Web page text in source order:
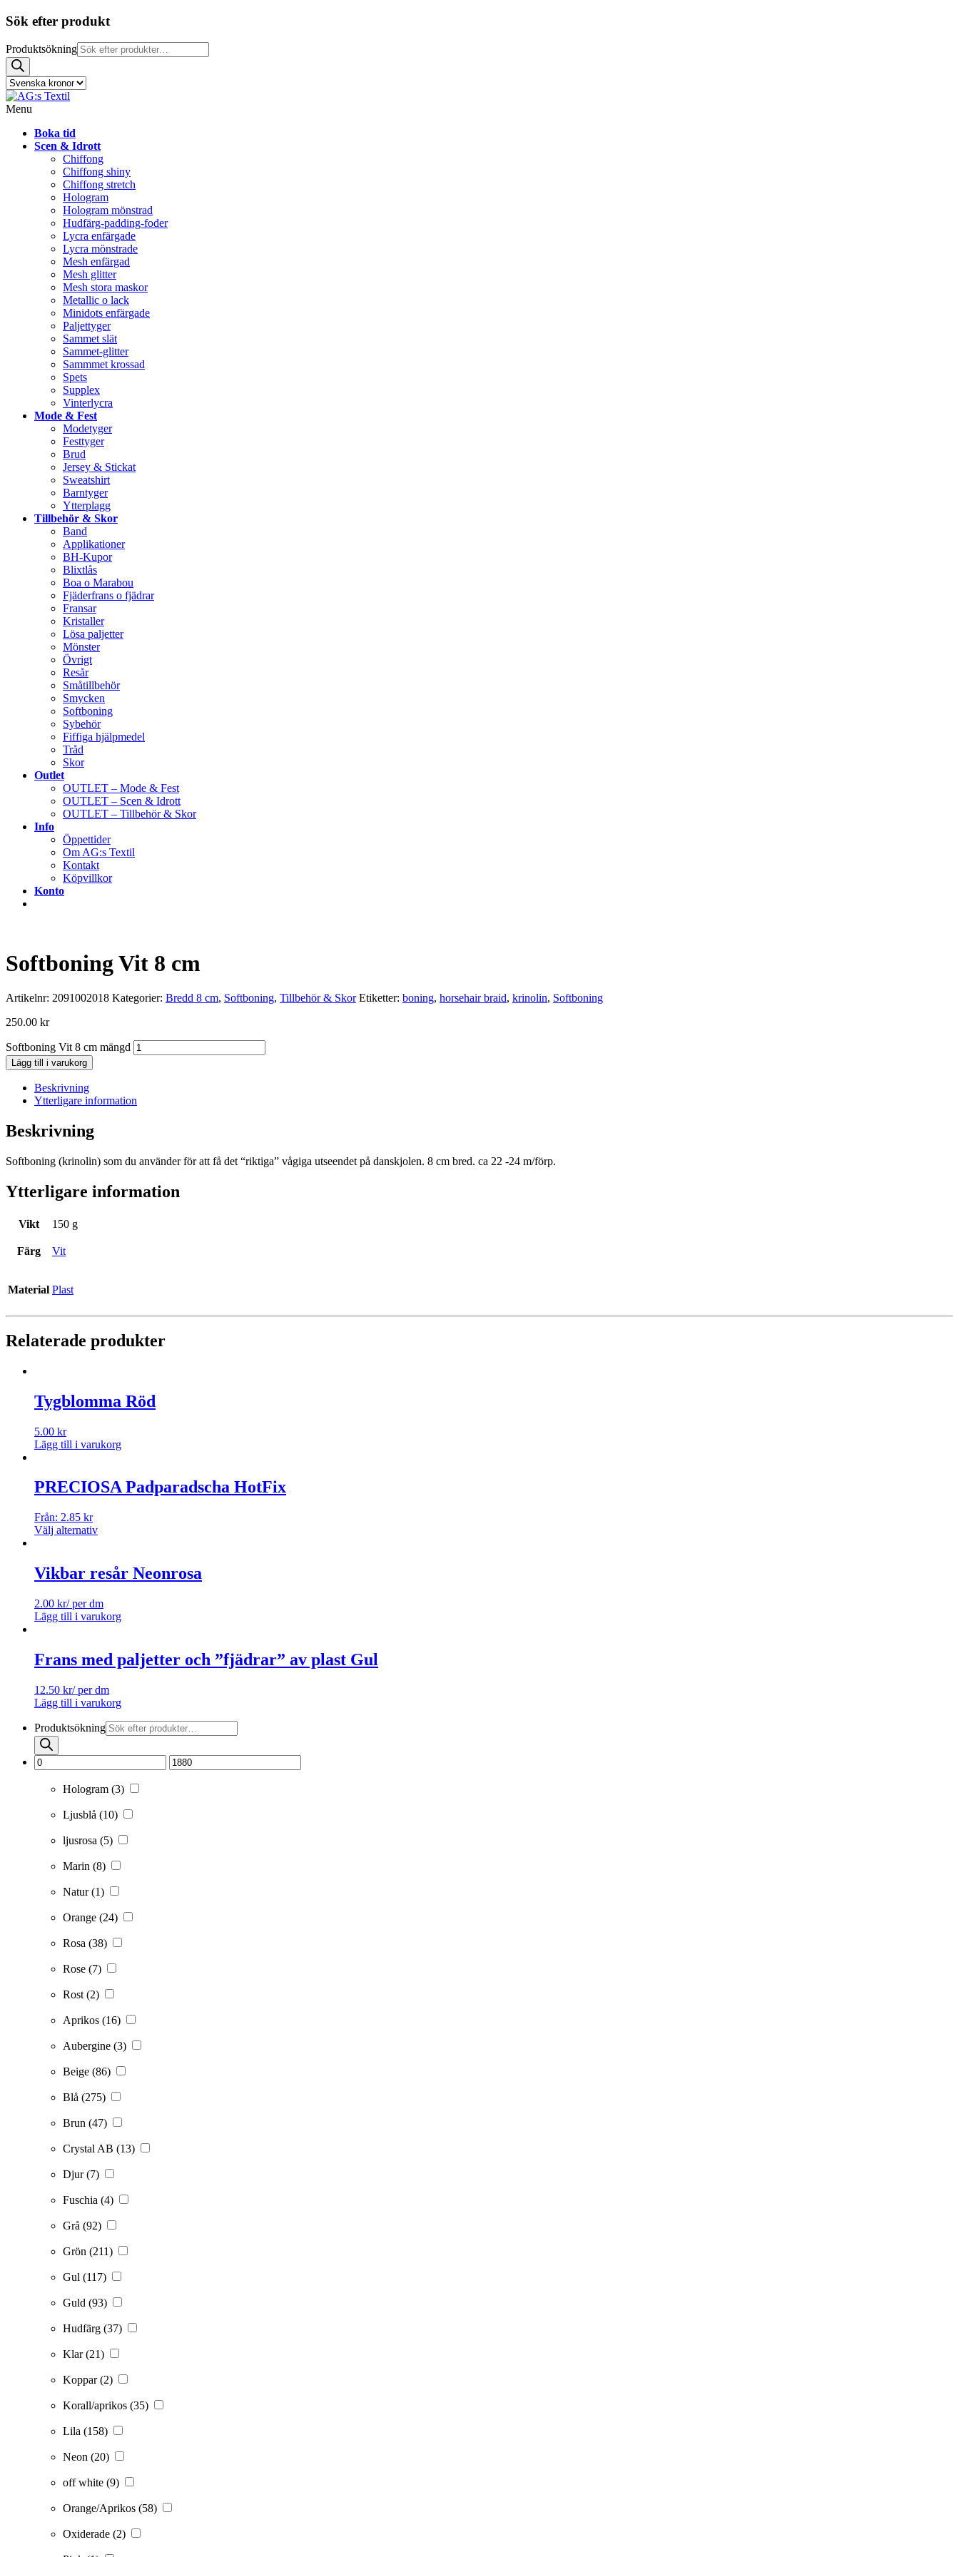
Sök efter produkt
Produktsökning
Menu
Boka tid
Scen & Idrott
Chiffong
Chiffong shiny
Chiffong stretch
Hologram
Hologram mönstrad
Hudfärg-padding-foder
Lycra enfärgade
Lycra mönstrade
Mesh enfärgad
Mesh glitter
Mesh stora maskor
Metallic o lack
Minidots enfärgade
Paljettyger
Sammet slät
Sammet-glitter
Sammmet krossad
Spets
Supplex
Vinterlycra
Mode & Fest
Modetyger
Festtyger
Brud
Jersey & Stickat
Sweatshirt
Barntyger
Ytterplagg
Tillbehör & Skor
Band
Applikationer
BH-Kupor
Blixtlås
Boa o Marabou
Fjäderfrans o fjädrar
Fransar
Kristaller
Lösa paljetter
Mönster
Övrigt
Resår
Småtillbehör
Smycken
Softboning
Sybehör
Fiffiga hjälpmedel
Tråd
Skor
Outlet
OUTLET – Mode & Fest
OUTLET – Scen & Idrott
OUTLET – Tillbehör & Skor
Info
Öppettider
Om AG:s Textil
Kontakt
Köpvillkor
Konto
Softboning Vit 8 cm
Artikelnr: 2091002018 Kategorier: Bredd 8 cm, Softboning, Tillbehör & Skor Etiketter: boning, horsehair braid, krinolin, Softboning
250.00 kr
Softboning Vit 8 cm mängd
Lägg till i varukorg
Beskrivning
Ytterligare information
Beskrivning
Softboning (krinolin) som du använder för att få det “riktiga” vågiga utseendet på danskjolen. 8 cm bred. ca 22 -24 m/förp.
Ytterligare information
Vikt 150 g
Färg Vit
Material Plast
Relaterade produkter
Tygblomma Röd
5.00 kr
Lägg till i varukorg
PRECIOSA Padparadscha HotFix
Från: 2.85 kr
Välj alternativ
Vikbar resår Neonrosa
2.00 kr/ per dm
Lägg till i varukorg
Frans med paljetter och ”fjädrar” av plast Gul
12.50 kr/ per dm
Lägg till i varukorg
Produktsökning
Hologram (3)
Ljusblå (10)
ljusrosa (5)
Marin (8)
Natur(1)
Orange (24)
Rosa (38)
Rose (7)
Rost (2)
Aprikos (16)
Aubergine (3)
Beige (86)
Blå (275)
Brun (47)
Crystal AB (13)
Djur(7)
Fuschia (4)
Grå (92)
Grön (211)
Gul (117)
Guld (93)
Hudfärg (37)
Klar(21)
Koppar(2)
Korall/aprikos (35)
Lila (158)
Neon (20)
off white (9)
Orange/Aprikos (58)
Oxiderade (2)